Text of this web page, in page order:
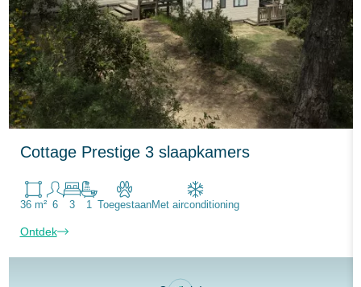
Cottage Prestige 3 slaapkamers
36 m² 6 3 1 ToegestaanMet airconditioning
Ontdek